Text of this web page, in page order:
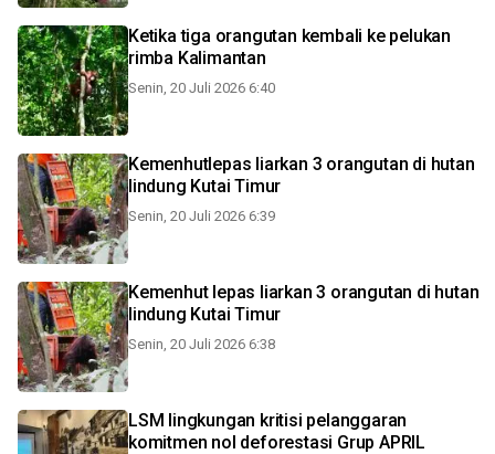
Ketika tiga orangutan kembali ke pelukan
rimba Kalimantan
Senin, 20 Juli 2026 6:40
Kemenhutlepas liarkan 3 orangutan di hutan
lindung Kutai Timur
Senin, 20 Juli 2026 6:39
Kemenhut lepas liarkan 3 orangutan di hutan
lindung Kutai Timur
Senin, 20 Juli 2026 6:38
LSM lingkungan kritisi pelanggaran
komitmen nol deforestasi Grup APRIL